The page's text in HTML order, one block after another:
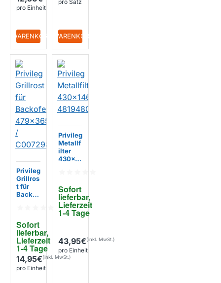
pro Einheit
+ WARENKORB
pro Satz
+ WARENKORB
Sofort
lieferbar,
Lieferzeit
1-4 Tage
Privileg
Grillros
t für
Backof
C0072
9819
14,95€
pro Einheit
Sofort
lieferbar,
Lieferzeit
1-4 Tage
Privileg
Metallf
ilter
430x1
7
43,95€
pro Einheit